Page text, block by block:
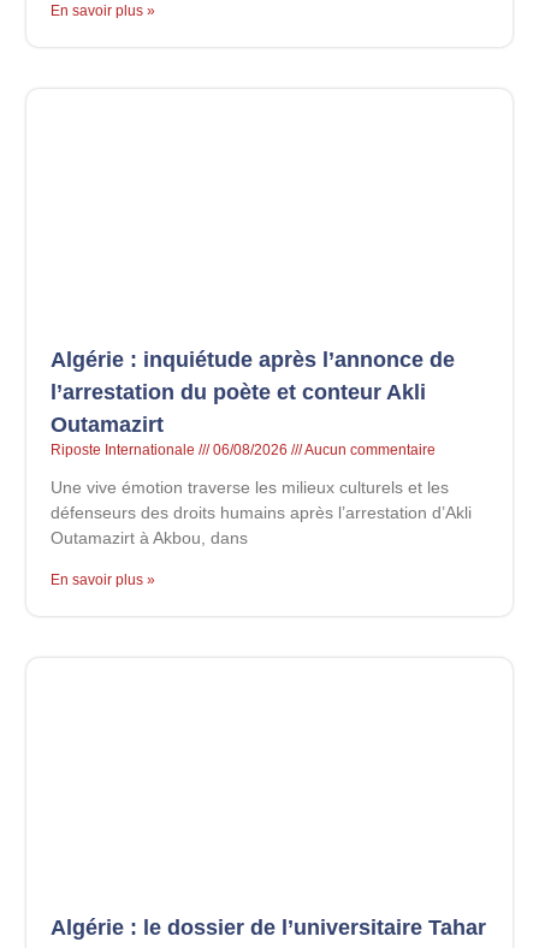
En savoir plus »
Algérie : inquiétude après l’annonce de
l’arrestation du poète et conteur Akli
Outamazirt
Riposte Internationale 06/08/2026 Aucun commentaire
Une vive émotion traverse les milieux culturels et les
défenseurs des droits humains après l’arrestation d’Akli
Outamazirt à Akbou, dans
En savoir plus »
Algérie : le dossier de l’universitaire Tahar